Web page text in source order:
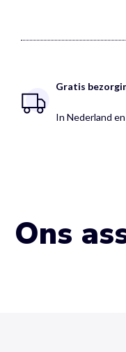
Gratis
In Nederland
Ons